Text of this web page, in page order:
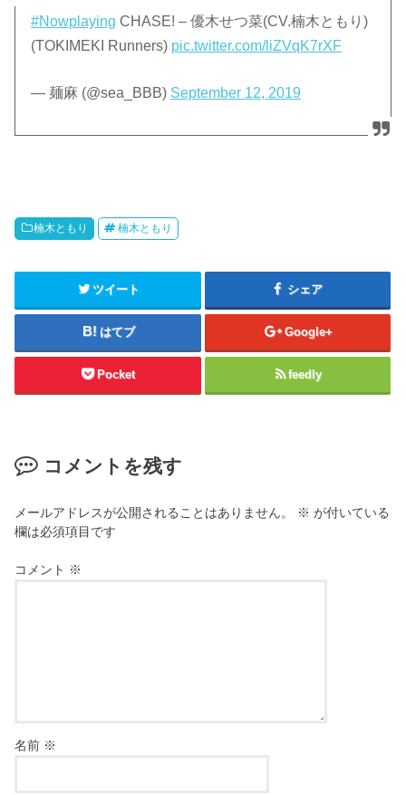
#Nowplaying CHASE! – 優木せつ菜(CV.楠木ともり)
(TOKIMEKI Runners) pic.twitter.com/liZVqK7rXF
— 麺麻 (@sea_BBB) September 12, 2019
楠木ともり 楠木ともり
ツイート シェア
はてブ Google+
Pocket feedly
コメントを残す
メールアドレスが公開されることはありません。 ※ が付いている
欄は必須項目です
コメント ※
名前 ※